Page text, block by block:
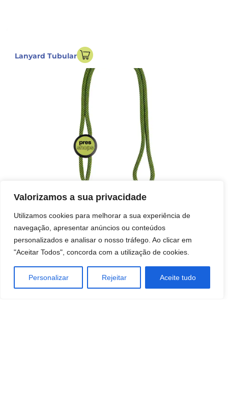
Valorizamos a sua privacidade
Utilizamos cookies para melhorar a sua experiência de
navegação, apresentar anúncios ou conteúdos
personalizados e analisar o nosso tráfego. Ao clicar em
"Aceitar Todos", concorda com a utilização de cookies.
Personalizar Rejeitar Aceite tudo
Lanyard Tubular